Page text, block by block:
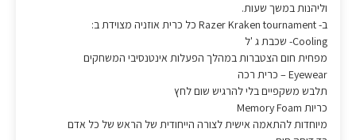
וליהנות במשך שעות.
ב- Razer Kraken tournament כל כרית אוזניה מצוידת ב:
Cooling- שכבת ג 'ל
מפחית חום הצטברות במהלך הפעלות אינטנסיבי המשחקים
Eyewear – כרית רכה
תלבש משקפיים בלי להרגיש שום לחץ
כריות Memory Foam
מיוחדות להתאמה אישית לצורה הייחודית של הראש של כל אדם